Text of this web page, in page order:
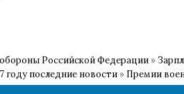
Российской Федерации »
году последние новости » Премии